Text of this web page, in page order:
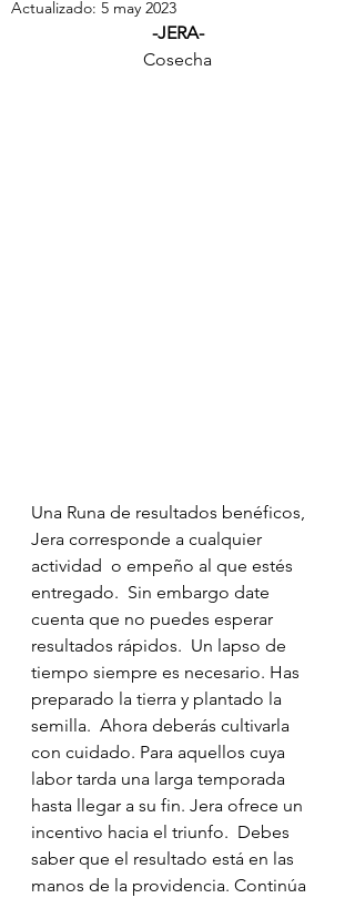
Actualizado: 5 may 2023
-JERA-
Cosecha
Una Runa de resultados benéficos,
Jera corresponde a cualquier
actividad  o empeño al que estés
entregado.  Sin embargo date
cuenta que no puedes esperar
resultados rápidos.  Un lapso de
tiempo siempre es necesario. Has
preparado la tierra y plantado la
semilla.  Ahora deberás cultivarla
con cuidado. Para aquellos cuya
labor tarda una larga temporada
hasta llegar a su fin. Jera ofrece un
incentivo hacia el triunfo.  Debes
saber que el resultado está en las
manos de la providencia. Continúa